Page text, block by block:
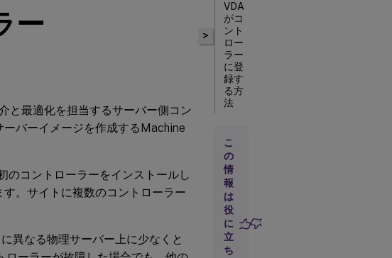
ー
と最適化を担当するサーバー側コン
バーイメージを作成するMachine
のコントローラーをインストールし
。サイトに複数のコントローラー
異なる物理サーバー上に少なくと
>
VDA
がコ
ント
ロー
ラー
に登
録す
る方
法
コン
トロ
ーラ
ーの
追
加、
削
除、
また
は移
こ
の
情
報
は
役
に
立
ち